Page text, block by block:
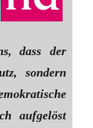
dass der
sondern
aufgelöst